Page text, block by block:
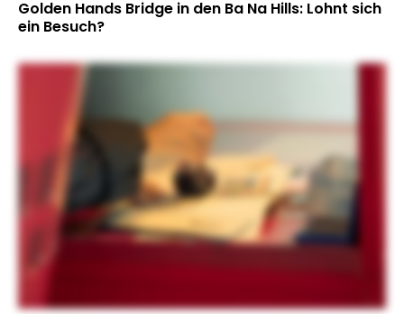
Golden Hands Bridge in den Ba Na Hills: Lohnt sich
ein Besuch?